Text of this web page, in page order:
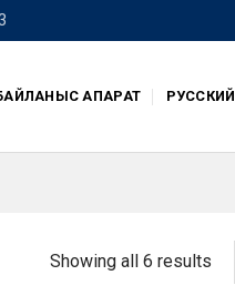
АҚПАРАТ РУССКИЙ
Showing all 6 results